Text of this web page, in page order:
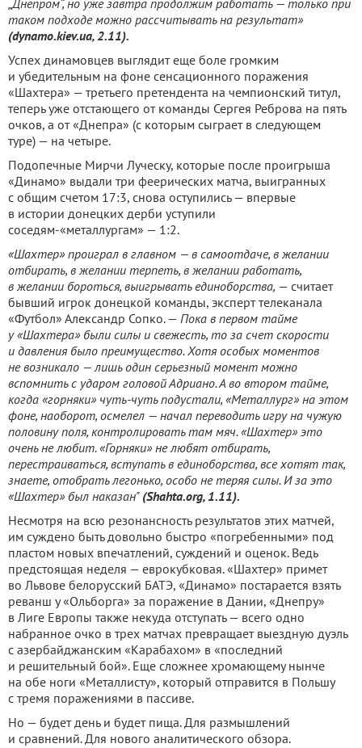
„Днепром“, но уже завтра продолжим работать — только при
таком подходе можно рассчитывать на результат»
(dynamo.kiev.ua, 2.11).
Успех динамовцев выглядит еще боле громким
и убедительным на фоне сенсационного поражения
«Шахтера» — третьего претендента на чемпионский титул,
теперь уже отстающего от команды Сергея Реброва на пять
очков, а от «Днепра» (с которым сыграет в следующем
туре) — на четыре.
Подопечные Мирчи Луческу, которые после проигрыша
«Динамо» выдали три феерических матча, выигранных
с общим счетом 17:3, снова оступились — впервые
в истории донецких дерби уступили
соседям-«металлургам» — 1:2.
«Шахтер» проиграл в главном — в самоотдаче, в желании
отбирать, в желании терпеть, в желании работать,
в желании бороться, выигрывать единоборства, — считает
бывший игрок донецкой команды, эксперт телеканала
«Футбол» Александр Сопко. — Пока в первом тайме
у «Шахтера» были силы и свежесть, то за счет скорости
и давления было преимущество. Хотя особых моментов
не возникало — лишь один серьезный момент можно
вспомнить с ударом головой Адриано. А во втором тайме,
когда «горняки» чуть-чуть подустали, «Металлург» на этом
фоне, наоборот, осмелел — начал переводить игру на чужую
половину поля, контролировать там мяч. «Шахтер» это
очень не любит. «Горняки» не любят отбирать,
перестраиваться, вступать в единоборства, все хотят так,
знаете, отобрать легонько, особо не теряя силы. И за это
«Шахтер» был наказан" (Shahta.org, 1.11).
Несмотря на всю резонансность результатов этих матчей,
им суждено быть довольно быстро «погребенными» под
пластом новых впечатлений, суждений и оценок. Ведь
предстоящая неделя — еврокубковая. «Шахтер» примет
во Львове белорусский БАТЭ, «Динамо» постарается взять
реванш у «Ольборга» за поражение в Дании, «Днепру»
в Лиге Европы также некуда отступать — всего одно
набранное очко в трех матчах превращает выездную дуэль
с азербайджанским «Карабахом» в «последний
и решительный бой». Еще сложнее хромающему нынче
на обе ноги «Металлисту», который отправится в Польшу
с тремя поражениями в пассиве.
Но — будет день и будет пища. Для размышлений
и сравнений. Для нового аналитического обзора.